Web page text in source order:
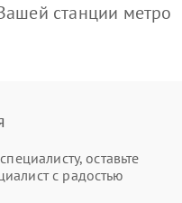
станции метро
оставьте
с радостью